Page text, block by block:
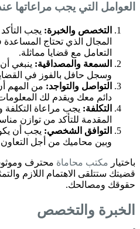
العوامل التي يجب مراعاتها
التخصص والخبرة: يجب
المجال الذي تحتاج
التعامل مع قضايا مماثلة.
السمعة والمصداقية: ينبغي
وسجل حافل بالفوز في القضايا
التواصل والتواجد: من المهم
دائم معك ويقدم لك
التكلفة: يجب مراعاة التكلفة
المقدمة للتأكد من توازن
التوافق الشخصي: يجب أن
وبين محاميك من أجل
باختيار مكتب محاماة محترف
قضيتك ستتلقى الاهتمام اللازم
حقوقك ومصالحك.
الخبرة والتخصص